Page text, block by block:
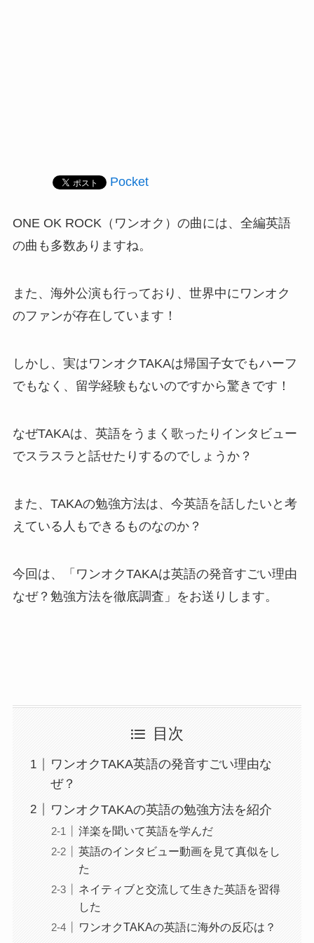
Pocket
ONE OK ROCK（ワンオク）の曲には、全編英語
の曲も多数ありますね。
また、海外公演も行っており、世界中にワンオク
のファンが存在しています！
しかし、実はワンオクTAKAは帰国子女でもハーフ
でもなく、留学経験もないのですから驚きです！
なぜTAKAは、英語をうまく歌ったりインタビュー
でスラスラと話せたりするのでしょうか？
また、TAKAの勉強方法は、今英語を話したいと考
えている人もできるものなのか？
今回は、「ワンオクTAKAは英語の発音すごい理由
なぜ？勉強方法を徹底調査」をお送りします。
目次
ワンオクTAKA英語の発音すごい理由な
ぜ？
ワンオクTAKAの英語の勉強方法を紹介
洋楽を聞いて英語を学んだ
英語のインタビュー動画を見て真似をし
た
ネイティブと交流して生きた英語を習得
した
ワンオクTAKAの英語に海外の反応は？